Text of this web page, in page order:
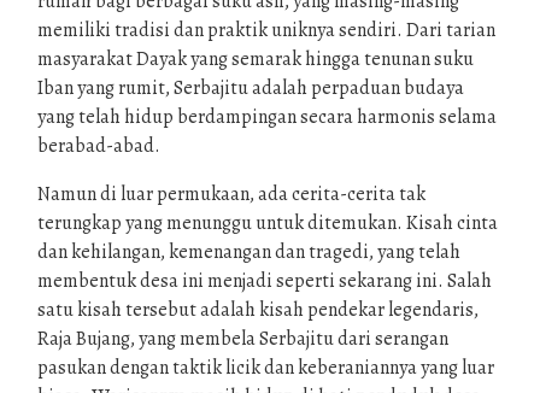
memiliki tradisi dan praktik uniknya sendiri. Dari tarian
masyarakat Dayak yang semarak hingga tenunan suku
Iban yang rumit, Serbajitu adalah perpaduan budaya
yang telah hidup berdampingan secara harmonis selama
berabad-abad.
Namun di luar permukaan, ada cerita-cerita tak
terungkap yang menunggu untuk ditemukan. Kisah cinta
dan kehilangan, kemenangan dan tragedi, yang telah
membentuk desa ini menjadi seperti sekarang ini. Salah
satu kisah tersebut adalah kisah pendekar legendaris,
Raja Bujang, yang membela Serbajitu dari serangan
pasukan dengan taktik licik dan keberaniannya yang luar